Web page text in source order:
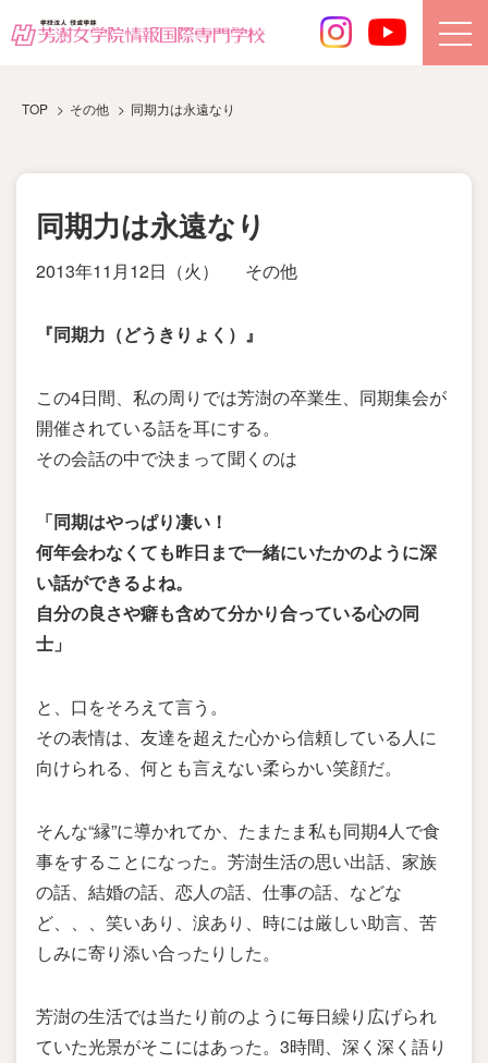
TOP その他 同期力は永遠なり
同期力は永遠なり
2013年11月12日（火） その他
『同期力（どうきりょく）』
この4日間、私の周りでは芳澍の卒業生、同期集会が
開催されている話を耳にする。
その会話の中で決まって聞くのは
「同期はやっぱり凄い！
何年会わなくても昨日まで一緒にいたかのように深
い話ができるよね。
自分の良さや癖も含めて分かり合っている心の同
士」
と、口をそろえて言う。
その表情は、友達を超えた心から信頼している人に
向けられる、何とも言えない柔らかい笑顔だ。
そんな“縁”に導かれてか、たまたま私も同期4人で食
事をすることになった。芳澍生活の思い出話、家族
の話、結婚の話、恋人の話、仕事の話、などな
ど、、、笑いあり、涙あり、時には厳しい助言、苦
しみに寄り添い合ったりした。
芳澍の生活では当たり前のように毎日繰り広げられ
ていた光景がそこにはあった。3時間、深く深く語り